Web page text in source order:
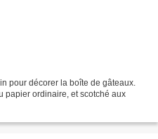
pour décorer la boîte de gâteaux.
papier ordinaire, et scotché aux